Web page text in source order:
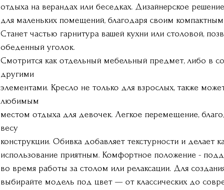
отдыха на верандах или беседках. Дизайнерское
для маленьких помещений, благодаря своим
Станет частью гарнитура вашей кухни или столовой,
обеденный уголок.
Смотрится как отдельный мебельный предмет, либо в
другими
элементами. Кресло не только для взрослых, также
любимым
местом отдыха для девочек. Легкое перемещение,
весу
конструкции. Обивка добавляет текстурности и делает
использование приятным. Комфортное положение -
во время работы за столом или релаксации. Для
выбирайте модель под цвет — от классических до